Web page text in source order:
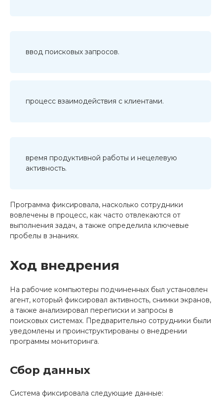
ввод поисковых запросов.
процесс взаимодействия с клиентами.
время продуктивной работы и нецелевую
активность.
Программа фиксировала, насколько сотрудники
вовлечены в процесс, как часто отвлекаются от
выполнения задач, а также определила ключевые
пробелы в знаниях.
Ход внедрения
На рабочие компьютеры подчиненных был установлен
агент, который фиксировал активность, снимки экранов,
а также анализировал переписки и запросы в
поисковых системах. Предварительно сотрудники были
уведомлены и проинструктированы о внедрении
программы мониторинга.
Сбор данных
Система фиксировала следующие данные: